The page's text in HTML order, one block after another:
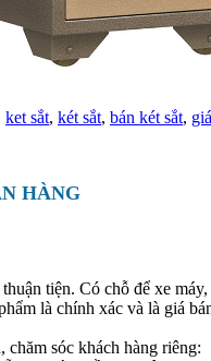
ket sắt, két sắt, bán két sắt,
HÀNG
tiện. Có chỗ để xe máy,
là chính xác và là giá
chăm sóc khách hàng riêng: